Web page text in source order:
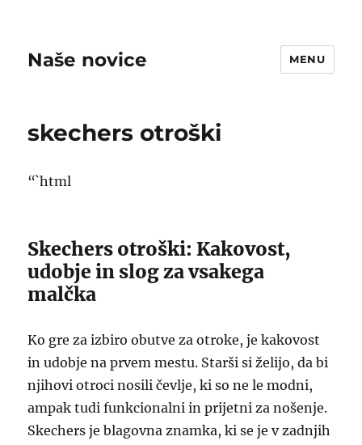
Naše novice MENU
skechers otroški
“`html
Skechers otroški: Kakovost,
udobje in slog za vsakega
malčka
Ko gre za izbiro obutve za otroke, je kakovost
in udobje na prvem mestu. Starši si želijo, da bi
njihovi otroci nosili čevlje, ki so ne le modni,
ampak tudi funkcionalni in prijetni za nošenje.
Skechers je blagovna znamka, ki se je v zadnjih